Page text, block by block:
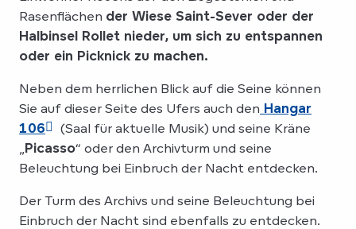
Rasenflächen der Wiese Saint-Sever oder der
Halbinsel Rollet nieder, um sich zu entspannen
oder ein Picknick zu machen.
Neben dem herrlichen Blick auf die Seine können
Sie auf dieser Seite des Ufers auch den Hangar
106
(Saal für aktuelle Musik) und seine Kräne
Picasso“ oder den Archivturm und seine
Beleuchtung bei Einbruch der Nacht entdecken.
Der Turm des Archivs und seine Beleuchtung bei
Einbruch der Nacht sind ebenfalls zu entdecken.